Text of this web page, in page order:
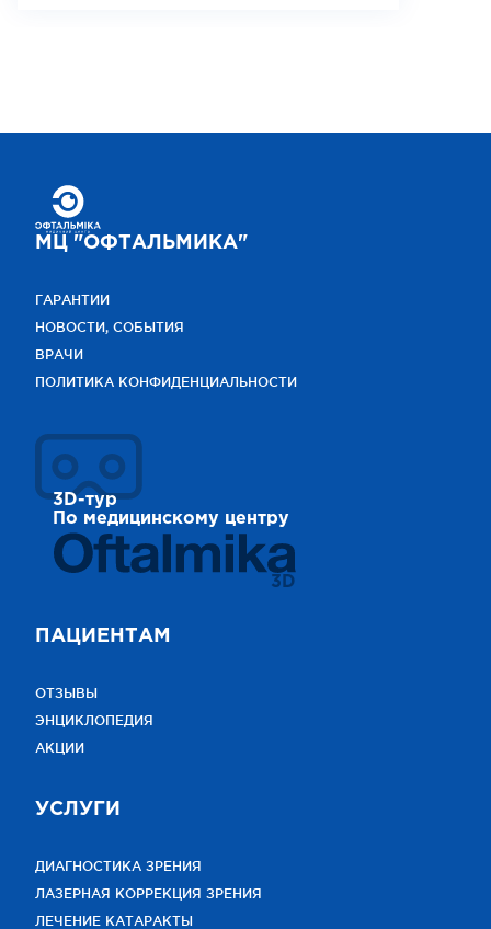
МЦ "ОФТАЛЬМИКА"
ГАРАНТИИ
НОВОСТИ, СОБЫТИЯ
ВРАЧИ
ПОЛИТИКА КОНФИДЕНЦИАЛЬНОСТИ
3D-тур
По медицинскому центру
3D
ПАЦИЕНТАМ
ОТЗЫВЫ
ЭНЦИКЛОПЕДИЯ
АКЦИИ
УСЛУГИ
ДИАГНОСТИКА ЗРЕНИЯ
ЛАЗЕРНАЯ КОРРЕКЦИЯ ЗРЕНИЯ
ЛЕЧЕНИЕ КАТАРАКТЫ